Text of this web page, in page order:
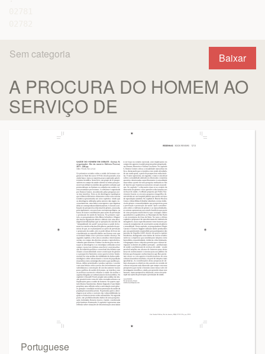
Baixar
Sem categoria
A PROCURA DO HOMEM AO
SERVIÇO DE
Portuguese